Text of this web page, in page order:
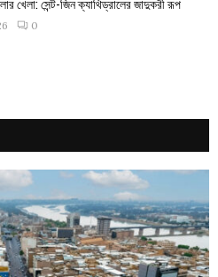
খেলা: সেন্ট-জিন ক্যাথিড্রালের জাদুকরী রূপ
0